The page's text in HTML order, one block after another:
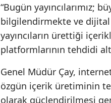
“Bugün yayıncılarımız;
bilgilendirmekte ve dijital
yayıncıların ürettiği
platformlarının tehdidi
Genel Müdür Çay,
özgün içerik üretiminin
olarak güçlendirilmesi